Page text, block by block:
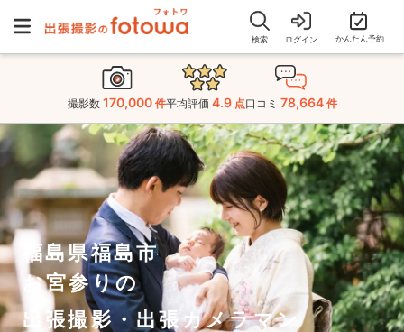
検索 ログイン かんたん予約
撮影数 170,000 件平均評価 4.9 点口コミ 78,664 件
福島県福島市
お宮参りの
出張撮影・出張カメラマン